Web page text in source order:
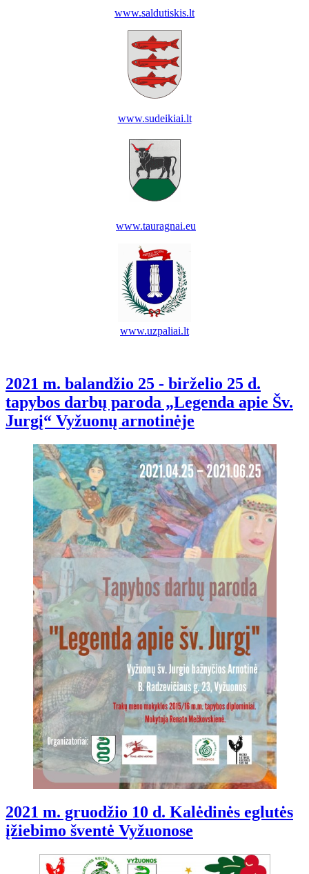
www.saldutiskis.lt
www.sudeikiai.lt
www.tauragnai.eu
www.uzpaliai.lt
2021 m. balandžio 25 - birželio 25 d.
tapybos darbų paroda „Legenda apie Šv.
Jurgį“ Vyžuonų arnotinėje
2021 m. gruodžio 10 d. Kalėdinės eglutės
įžiebimo šventė Vyžuonose